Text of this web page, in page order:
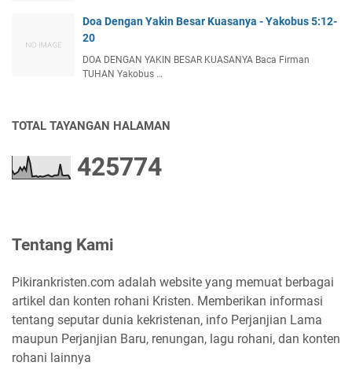
Doa Dengan Yakin Besar Kuasanya - Yakobus 5:12-
20
DOA DENGAN YAKIN BESAR KUASANYA Baca Firman
TUHAN Yakobus …
TOTAL TAYANGAN HALAMAN
425774
Tentang Kami
Pikirankristen.com adalah website yang memuat berbagai
artikel dan konten rohani Kristen. Memberikan informasi
tentang seputar dunia kekristenan, info Perjanjian Lama
maupun Perjanjian Baru, renungan, lagu rohani, dan konten
rohani lainnya